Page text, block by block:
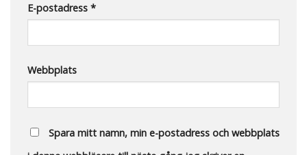
E-postadress *
Webbplats
Spara mitt namn, min e-postadress och webbplats